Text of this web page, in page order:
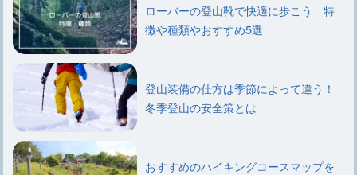
ローバーの登山靴で快適に歩こう 特
徴や種類やおすすめ5選
登山装備の仕方は季節によって違う！
冬季登山の安全策とは
おすすめのハイキングコースマップを